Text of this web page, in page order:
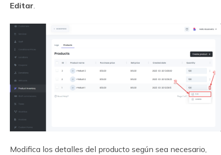
Editar.
Modifica los detalles del producto según sea necesario,